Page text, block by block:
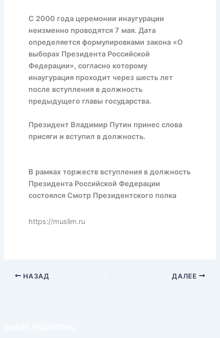
С 2000 года церемонии инаугурации
неизменно проводятся 7 мая. Дата
определяется формулировками закона «О
выборах Президента Российской
Федерации», согласно которому
инаугурация проходит через шесть лет
после вступления в должность
предыдущего главы государства.
Президент Владимир Путин принес слова
присяги и вступил в должность.
В рамках торжеств вступления в должность
Президента Российской Федерации
состоялся Смотр Президентского полка
https://muslim.ru
НАЗАД ДАЛЕЕ